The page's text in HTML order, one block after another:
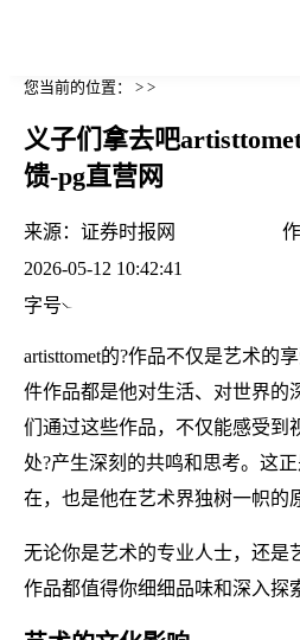
您当前的位置： > >
义子们拿去吧
馈-pg直营网
来源： 证券时报网
2026-05-12 10:42:41
字号
artisttomet的?作品不仅是艺术的
件作品都是他对生活、对世界的
们通过这些作品，不仅能感受到
处?产生深刻的共鸣和思考。这
在，也是他在艺术界独树一帜的
无论你是艺术的专业人士，还是
作品都值得你细细品味和深入探